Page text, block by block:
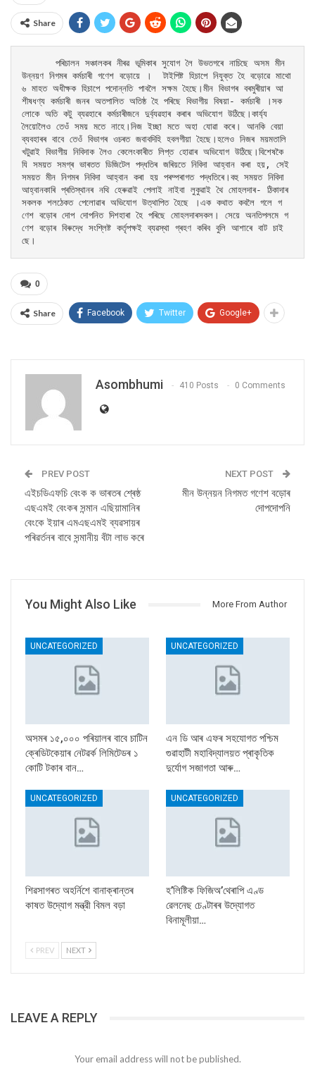
Share
উন্নয়ণ নিগমৰ কৰ্মচাৰী গণেশ বড়োয়ে ।  টাইপিষ্ট হিচাপে নিযুক্ত হৈ বড়োৱে মাথো
৬ মাহত অধীক্ষক হিচাপে পদোন্নতি পাবলৈ সক্ষম হৈছে।মীন বিভাগৰ বৰমুৰীয়াৰ আ
শীষধণ্য কৰ্মচাৰী জনৰ অতপালিত অতিষ্ঠ হৈ পৰিছে বিভাগীয় বিষয়া- কৰ্মচাৰী ।সক
লোকে অতি কটু ব্যৱহাৰে কৰ্মচাৰীজনে দুৰ্ব্যৱহাৰ কৰাৰ অভিযোগ উঠিছে।কাৰ্য্য
লৈয়োলৈও তেওঁ সময় মতে নাহে।নিজ ইচ্ছা মতে অহা যোৱা কৰে। আনকি বেয়া
ব্যবহাৰৰ বাবে তেওঁ বিভাগৰ ওচৰত জবাবদিহি হবলগীয়া হৈছে।হলেও নিজৰ ময়মতালি
খটুৱাই বিভাগীয় নিবিদাক লৈও কেলেংকাৰীত লিপ্ত হোৱাৰ অভিযোগ উঠিছে।বিশেষকৈ
যি সময়ত সমগ্ৰ ভাৰতত ডিজিটেল পদ্ধতিৰ জৰিয়তে নিবিদা আহ্বান কৰা হয়, সেই
সময়ত মীন নিগমৰ নিবিদা আহ্বান কৰা হয় পৰম্পৰাগত পদ্ধতিৰে।বহু সময়ত নিবিদা
আহ্বানকাৰি প্ৰতিস্থানৰ নথি হেৰুৱাই পেলাই নাইবা লুকুৱাই থৈ মোহলদাৰ- ঠিকাদাৰ
সকলক শলঠেকত পেলোৱাৰ অভিযোগ উত্থাপিত হৈছে ।এক কথাত কবলৈ গলে গ
ণেশ বড়োৰ দোপ দোপনিত দিশহাৰা হৈ পৰিছে মোহলদাৰসকল। সেয়ে অনতিপলমে গ
ণেশ বড়োৰ বিৰুদ্ধে সংশ্লিষ্ট কৰ্তৃপক্ষই ব্যৱস্থা গ্ৰহণ কৰিব বুলি আশাৰে বাট চাই
ছে।
0
Share Facebook Twitter Google+
Asombhumi 410 Posts 0 Comments
PREV POST
এইচডিএফচি বেংক ক ভাৰতৰ শ্ৰেষ্ঠ
এছএমই বেংকৰ সন্মান এছিয়ামানিৰ
বেংকে ইয়াৰ এমএছএমই ব্যৱসায়ৰ
পৰিৱৰ্তনৰ বাবে সন্মানীয় বঁটা লাভ কৰে
NEXT POST
মীন উন্নয়ন নিগমত গণেশ বড়োৰ
দোপদোপনি
You Might Also Like More From Author
UNCATEGORIZED
অসমৰ ১৫,০০০ পৰিয়ালৰ বাবে চাটিন
ক্ৰেডিটকেয়াৰ নেটৱৰ্ক লিমিটেডৰ ১
কোটি টকাৰ বান…
UNCATEGORIZED
এন ডি আৰ এফৰ সহযোগত পশ্চিম
গুৱাহাটী মহাবিদ্যালয়ত প্ৰাকৃতিক
দুৰ্যোগ সজাগতা আৰু…
UNCATEGORIZED
শিৱসাগৰত অহৰ্নিশে বানাক্ৰান্তৰ
কাষত উদ্যোগ মন্ত্রী বিমল বড়া
UNCATEGORIZED
হ’লিষ্টিক ফিজিঅ’থেৰাপি এণ্ড
ৱেলনেছ চেণ্টাৰৰ উদ্যোগত
বিনামূলীয়া…
PREV NEXT
LEAVE A REPLY
Your email address will not be published.